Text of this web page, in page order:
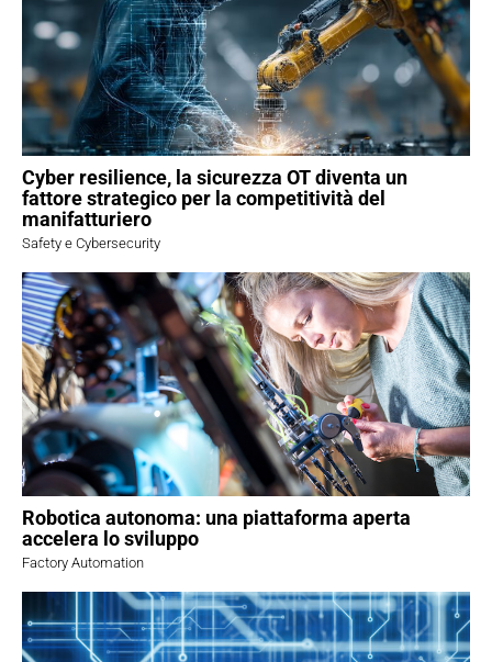
Cyber resilience, la sicurezza OT diventa un
fattore strategico per la competitività del
manifatturiero
Safety e Cybersecurity
Robotica autonoma: una piattaforma aperta
accelera lo sviluppo
Factory Automation